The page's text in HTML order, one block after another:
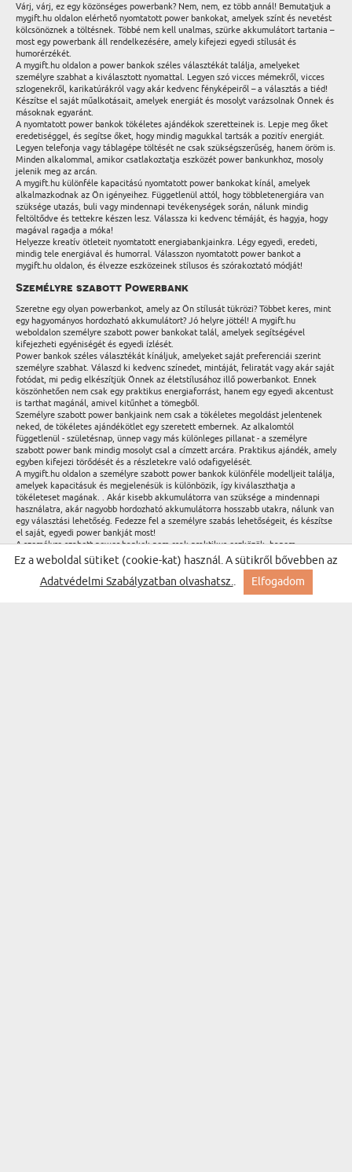
Várj, várj, ez egy közönséges powerbank? Nem, nem, ez több annál! Bemutatjuk a
mygift.hu oldalon elérhető nyomtatott power bankokat, amelyek színt és nevetést
kölcsönöznek a töltésnek. Többé nem kell unalmas, szürke akkumulátort tartania –
most egy powerbank áll rendelkezésére, amely kifejezi egyedi stílusát és
humorérzékét.
A mygift.hu oldalon a power bankok széles választékát találja, amelyeket
személyre szabhat a kiválasztott nyomattal. Legyen szó vicces mémekről, vicces
szlogenekről, karikatúrákról vagy akár kedvenc fényképeiről – a választás a tiéd!
Készítse el saját műalkotásait, amelyek energiát és mosolyt varázsolnak Önnek és
másoknak egyaránt.
A nyomtatott power bankok tökéletes ajándékok szeretteinek is. Lepje meg őket
eredetiséggel, és segítse őket, hogy mindig magukkal tartsák a pozitív energiát.
Legyen telefonja vagy táblagépe töltését ne csak szükségszerűség, hanem öröm is.
Minden alkalommal, amikor csatlakoztatja eszközét power bankunkhoz, mosoly
jelenik meg az arcán.
A mygift.hu különféle kapacitású nyomtatott power bankokat kínál, amelyek
alkalmazkodnak az Ön igényeihez. Függetlenül attól, hogy többletenergiára van
szüksége utazás, buli vagy mindennapi tevékenységek során, nálunk mindig
feltöltődve és tettekre készen lesz. Válassza ki kedvenc témáját, és hagyja, hogy
magával ragadja a móka!
Helyezze kreatív ötleteit nyomtatott energiabankjainkra. Légy egyedi, eredeti,
mindig tele energiával és humorral. Válasszon nyomtatott power bankot a
mygift.hu oldalon, és élvezze eszközeinek stílusos és szórakoztató módját!
Személyre szabott Powerbank
Szeretne egy olyan powerbankot, amely az Ön stílusát tükrözi? Többet keres, mint
egy hagyományos hordozható akkumulátort? Jó helyre jöttél! A mygift.hu
weboldalon személyre szabott power bankokat talál, amelyek segítségével
kifejezheti egyéniségét és egyedi ízlését.
Power bankok széles választékát kínáljuk, amelyeket saját preferenciái szerint
személyre szabhat. Válaszd ki kedvenc színedet, mintáját, feliratát vagy akár saját
fotódat, mi pedig elkészítjük Önnek az életstílusához illő powerbankot. Ennek
köszönhetően nem csak egy praktikus energiaforrást, hanem egy egyedi akcentust
is tarthat magánál, amivel kitűnhet a tömegből.
Személyre szabott power bankjaink nem csak a tökéletes megoldást jelentenek
neked, de tökéletes ajándékötlet egy szeretett embernek. Az alkalomtól
függetlenül - születésnap, ünnep vagy más különleges pillanat - a személyre
szabott power bank mindig mosolyt csal a címzett arcára. Praktikus ajándék, amely
egyben kifejezi törődését és a részletekre való odafigyelését.
A mygift.hu oldalon a személyre szabott power bankok különféle modelljeit találja,
amelyek kapacitásuk és megjelenésük is különbözik, így kiválaszthatja a
tökéleteset magának. . Akár kisebb akkumulátorra van szüksége a mindennapi
használatra, akár nagyobb hordozható akkumulátorra hosszabb utakra, nálunk van
egy választási lehetőség. Fedezze fel a személyre szabás lehetőségeit, és készítse
el saját, egyedi power bankját most!
A személyre szabott power bankok nem csak praktikus eszközök, hanem
önkifejezési módok is. Adjon egyedi karaktert power bankjának, és élvezze a
mindig töltött készülékeket stílusos társaságában. Válassz személyre szabott
power bankot a mygift.hu oldalon, és hangsúlyozd ki személyiséged bármikor!
Ez a weboldal sütiket (cookie-kat) használ. A sütikről bővebben az
Adatvédelmi Szabályzatban olvashatsz.. Elfogadom